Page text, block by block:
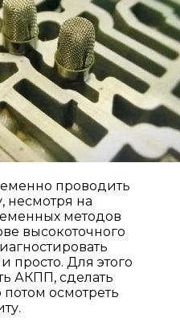
проводить
несмотря на
методов
высокоточного
просто. Для этого
АКПП, сделать
осмотреть